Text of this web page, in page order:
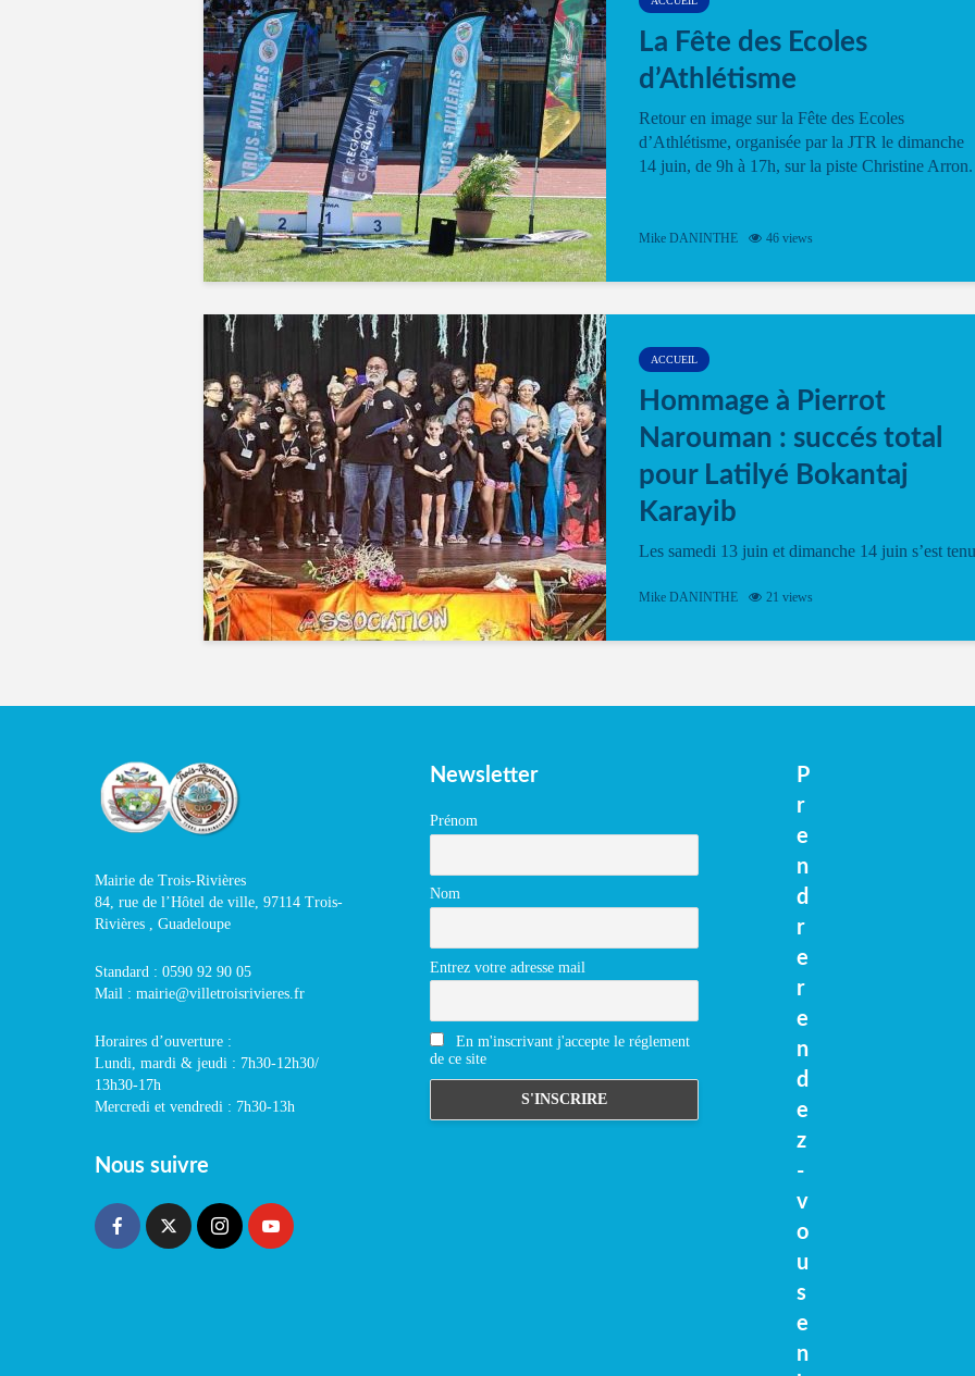
La Fête des Ecoles
d’Athlétisme
Retour en image sur la Fête des Ecoles
d’Athlétisme, organisée par la JTR le dimanche
14 juin, de 9h à 17h, sur la piste Christine Arron.
Mike DANINTHE 46 views
ACCUEIL
Hommage à Pierrot
Narouman : succés total
pour Latilyé Bokantaj
Karayib
Les samedi 13 juin et dimanche 14 juin s’est tenu
vibrant à Pierrot Narouman, organisé par
spectacle de fin d’année, présenté à la salle...
Mike DANINTHE 21 views
Mairie de Trois-Rivières
84, rue de l’Hôtel de ville, 97114 Trois-
Rivières , Guadeloupe
Standard : 0590 92 90 05
Mail : mairie@villetroisrivieres.fr
Horaires d’ouverture :
Lundi, mardi & jeudi : 7h30-12h30/
13h30-17h
Mercredi et vendredi : 7h30-13h
Nous suivre
Newsletter
Prénom
Nom
Entrez votre adresse mail
En m'inscrivant j'accepte le réglement
de ce site
P
r
e
n
d
r
e
r
e
n
d
e
z
-
v
o
u
s
e
n